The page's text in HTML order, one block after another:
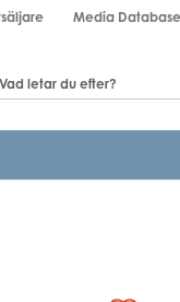
Media Database